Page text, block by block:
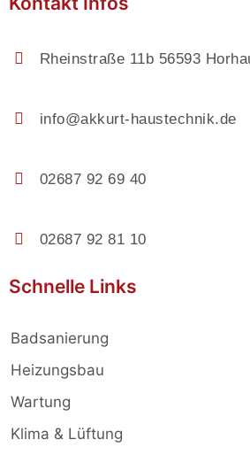
Rheinstraße 11b 56593
info@akkurt-haustechnik.de
02687 92 69 40
02687 92 81 10
Schnelle Links
Badsanierung
Heizungsbau
Wartung
Klima & Lüftung